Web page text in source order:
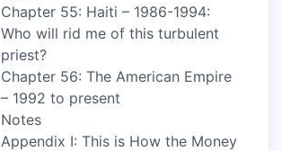
Chapter 55: Haiti – 1986-1994:
Who will rid me of this turbulent
priest?
Chapter 56: The American Empire
– 1992 to present
Notes
Appendix I: This is How the Money